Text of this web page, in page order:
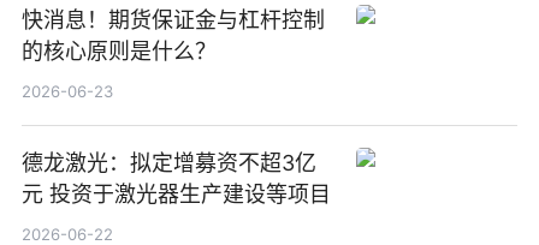
快消息！期货保证金与杠杆控制
的核心原则是什么？
2026-06-23
德龙激光：拟定增募资不超3亿
元 投资于激光器生产建设等项目
2026-06-22